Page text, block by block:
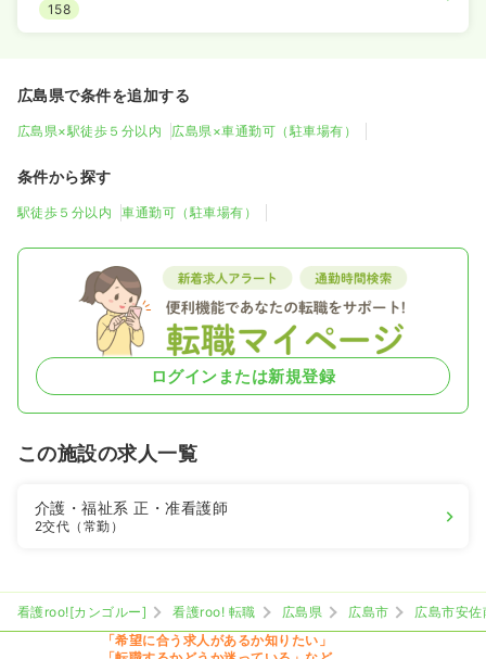
158
広島県で条件を追加する
広島県×駅徒歩５分以内 広島県×車通勤可（駐車場有）
条件から探す
駅徒歩５分以内 車通勤可（駐車場有）
ログインまたは新規登録
この施設の求人一覧
介護・福祉系正・准看護師
2交代（常勤）
看護roo![カンゴルー] 看護roo! 転職 広島県 広島市
広島市安佐
「希望に合う求人があるか知りたい」